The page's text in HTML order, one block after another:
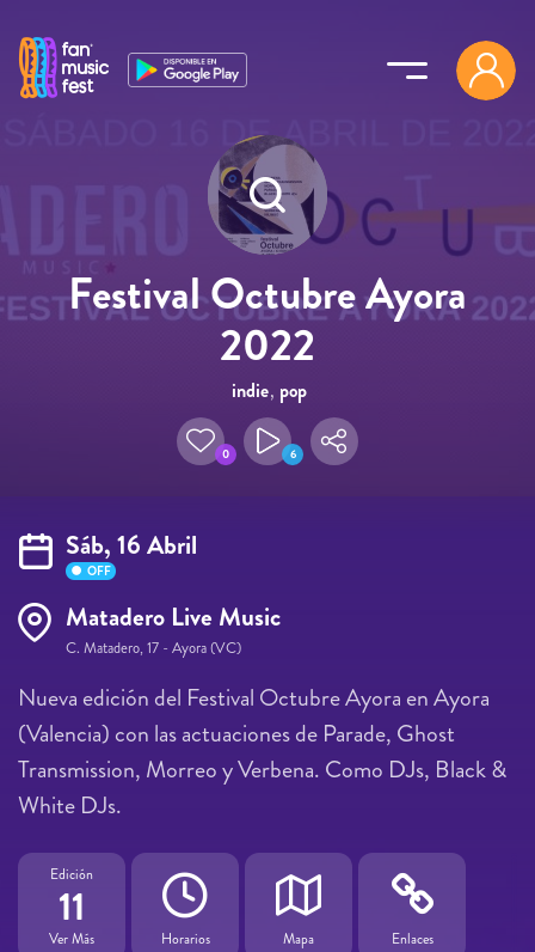
Festival Octubre Ayora
2022
indie, pop
0 6
Sáb, 16 Abril
OFF
Matadero Live Music
C. Matadero, 17 - Ayora (VC)
Nueva edición del Festival Octubre Ayora en Ayora
(Valencia) con las actuaciones de Parade, Ghost
Transmission, Morreo y Verbena. Como DJs, Black &
White DJs.
Edición
11
Ver Más Horarios Mapa Enlaces